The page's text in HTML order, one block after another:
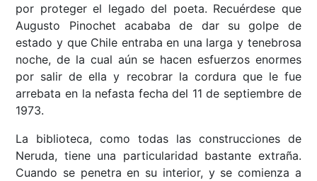
por proteger el legado del poeta. Recuérdese que
Augusto Pinochet acababa de dar su golpe de
estado y que Chile entraba en una larga y tenebrosa
noche, de la cual aún se hacen esfuerzos enormes
por salir de ella y recobrar la cordura que le fue
arrebata en la nefasta fecha del 11 de septiembre de
1973.
La biblioteca, como todas las construcciones de
Neruda, tiene una particularidad bastante extraña.
Cuando se penetra en su interior, y se comienza a